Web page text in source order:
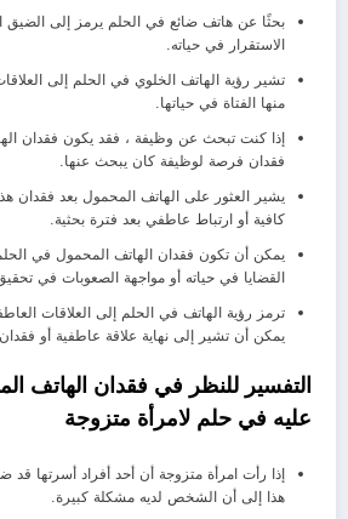
بحثًا عن هاتف ضائع في الحلم يرمز إلى
الاستقرار في حياته.
تشير رؤية الهاتف الخلوي في الحلم إلى
منها الفتاة في حياتها.
إذا كنت تبحث عن وظيفة ، فقد يكون فقدان
فقدان فرصة لوظيفة كان يبحث عنها.
يشير العثور على الهاتف المحمول بعد فقدان
كافية أو ارتباط عاطفي بعد فترة بحثية.
يمكن أن تكون فقدان الهاتف المحمول في
القضايا في حياته أو مواجهة الصعوبات في
ترمز رؤية الهاتف في الحلم إلى العلاقات
يمكن أن تشير إلى نهاية علاقة عاطفية أو
التفسير للنظر في فقدان الهاتف
عليه في حلم لامرأة متزوجة
إذا رأت امرأة متزوجة أن أحد أفراد أسرتها قد
هذا إلى أن الشخص لديه مشكلة كبيرة.